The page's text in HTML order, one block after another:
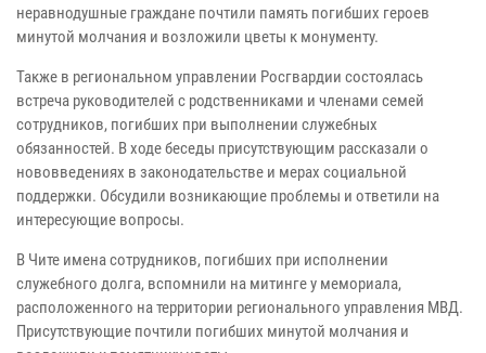
неравнодушные граждане почтили память погибших героев
минутой молчания и возложили цветы к монументу.
Также в региональном управлении Росгвардии состоялась
встреча руководителей с родственниками и членами семей
сотрудников, погибших при выполнении служебных
обязанностей. В ходе беседы присутствующим рассказали о
нововведениях в законодательстве и мерах социальной
поддержки. Обсудили возникающие проблемы и ответили на
интересующие вопросы.
В Чите имена сотрудников, погибших при исполнении
служебного долга, вспомнили на митинге у мемориала,
расположенного на территории регионального управления МВД.
Присутствующие почтили погибших минутой молчания и